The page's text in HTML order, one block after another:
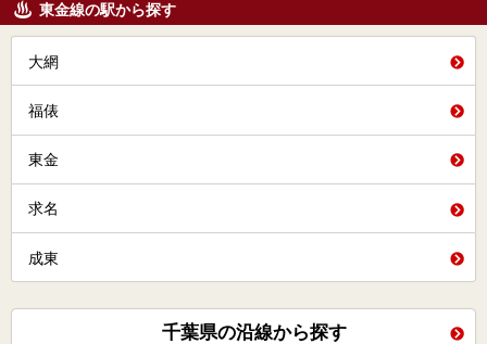
東金線の駅から探す
大網
福俵
東金
求名
成東
千葉県の沿線から探す